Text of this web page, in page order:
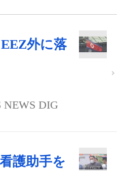
外に落
NEWS DIG
護助手を